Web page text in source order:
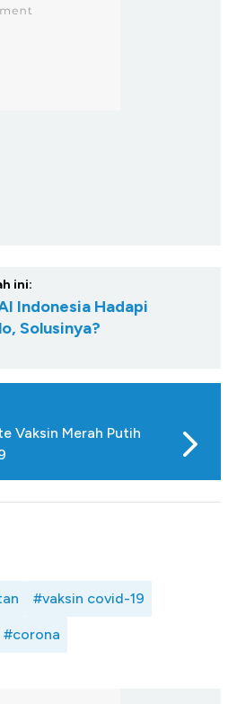
ini:
Indonesia Hadapi
Solusinya?
Vaksin Merah Putih
#vaksin covid-19
#corona